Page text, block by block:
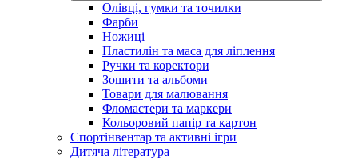
Олівці, гумки та точилки
Фарби
Ножиці
Пластилін та маса для ліплення
Ручки та коректори
Зошити та альбоми
Товари для малювання
Фломастери та маркери
Кольоровий папір та картон
Спортінвентар та активні ігри
Дитяча література